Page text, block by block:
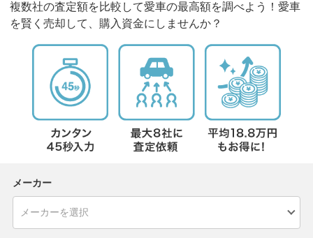
複数社の査定額を比較して愛車の最高額を調べよう！愛車
を賢く売却して、購入資金にしませんか？
メーカー